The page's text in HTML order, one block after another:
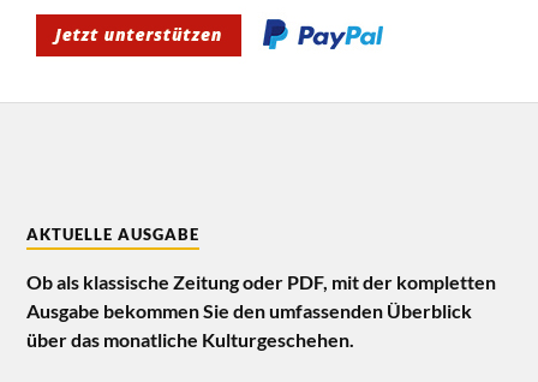
AKTUELLE AUSGABE
Ob als klassische Zeitung oder PDF, mit der kompletten
Ausgabe bekommen Sie den umfassenden Überblick
über das monatliche Kulturgeschehen.